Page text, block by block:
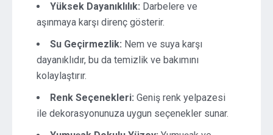
Yüksek Dayanıklılık: Darbelere ve
aşınmaya karşı direnç gösterir.
Su Geçirmezlik: Nem ve suya karşı
dayanıklıdır, bu da temizlik ve bakımını
kolaylaştırır.
Renk Seçenekleri: Geniş renk yelpazesi
ile dekorasyonunuza uygun seçenekler sunar.